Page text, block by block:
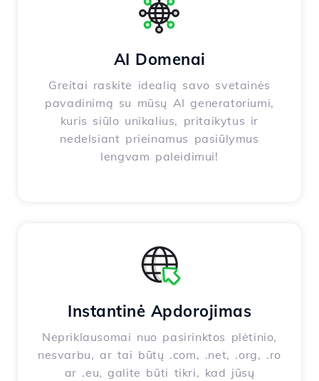
AI Domenai
Greitai raskite idealią savo svetainės
pavadinimą su mūsų AI generatoriumi,
kuris siūlo unikalius, pritaikytus ir
nedelsiant prieinamus pasiūlymus
lengvam paleidimui!
Instantinė Apdorojimas
Nepriklausomai nuo pasirinktos plėtinio,
nesvarbu, ar tai būtų .com, .net, .org, .ro
ar .eu, galite būti tikri, kad jūsų